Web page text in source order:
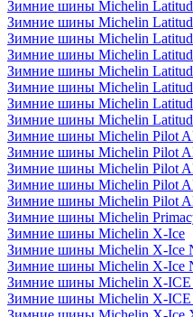
Зимние шины Michelin
Зимние шины Michelin
Зимние шины Michelin
Зимние шины Michelin
Зимние шины Michelin
Зимние шины Michelin
Зимние шины Michelin
Зимние шины Michelin
Зимние шины Michelin Pilot
Зимние шины Michelin Pilot
Зимние шины Michelin Pilot
Зимние шины Michelin Pilot
Зимние шины Michelin Pilot
Зимние шины Michelin
Зимние шины Michelin X-Ice
Зимние шины Michelin X-Ice
Зимние шины Michelin X-Ice
Зимние шины Michelin X-
Зимние шины Michelin X-